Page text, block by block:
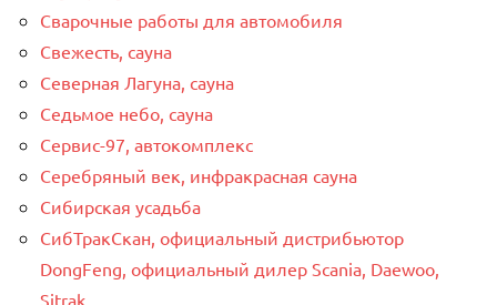
Сварочные работы для автомобиля
Свежесть, сауна
Северная Лагуна, сауна
Седьмое небо, сауна
Сервис-97, автокомплекс
Серебряный век, инфракрасная сауна
Сибирская усадьба
СибТракСкан, официальный дистрибьютор
DongFeng, официальный дилер Scania, Daewoo,
Sitrak